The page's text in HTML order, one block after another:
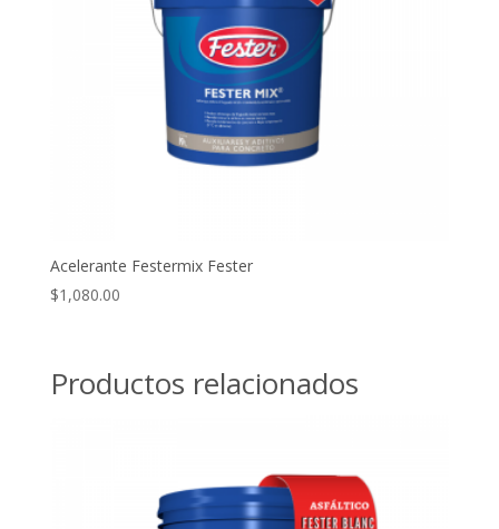
Acelerante Festermix Fester
$1,080.00
Productos relacionados